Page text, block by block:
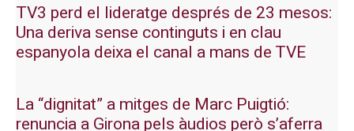
TV3 perd el lideratge després de 23 mesos:
Una deriva sense continguts i en clau
espanyola deixa el canal a mans de TVE
La “dignitat” a mitges de Marc Puigtió:
renuncia a Girona pels àudios però s’aferra